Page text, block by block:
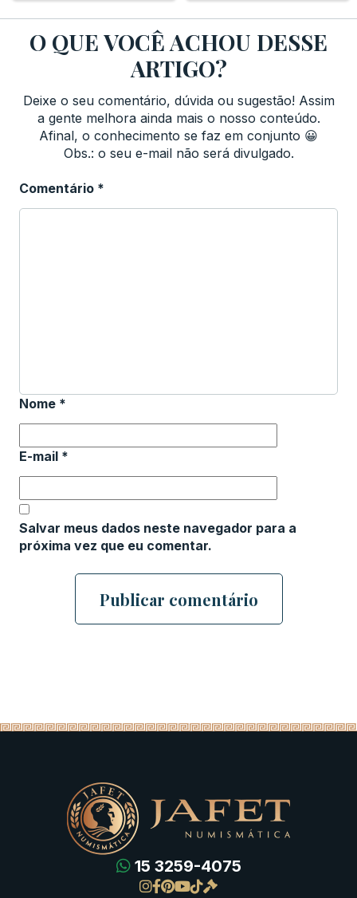
O QUE VOCÊ ACHOU DESSE
ARTIGO?
Deixe o seu comentário, dúvida ou sugestão! Assim
a gente melhora ainda mais o nosso conteúdo.
Afinal, o conhecimento se faz em conjunto 😀
Obs.: o seu e-mail não será divulgado.
Comentário *
Nome *
E-mail *
Salvar meus dados neste navegador para a
próxima vez que eu comentar.
15 3259-4075
Gregas